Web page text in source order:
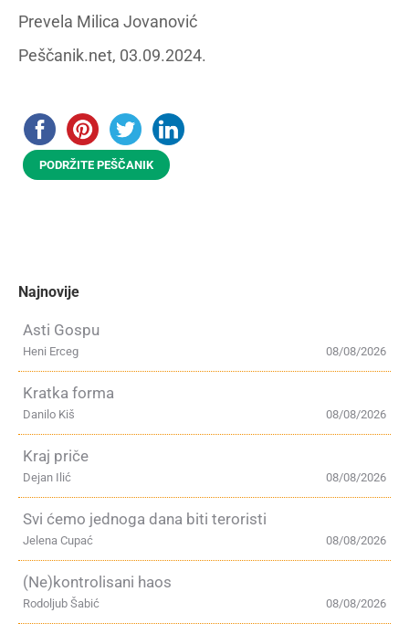
Prevela Milica Jovanović
Peščanik.net, 03.09.2024.
PODRŽITE PEŠČANIK
Najnovije
Asti Gospu
08/08/2026
Heni Erceg
Kratka forma
08/08/2026
Danilo Kiš
Kraj priče
08/08/2026
Dejan Ilić
Svi ćemo jednoga dana biti teroristi
08/08/2026
Jelena Cupać
(Ne)kontrolisani haos
08/08/2026
Rodoljub Šabić